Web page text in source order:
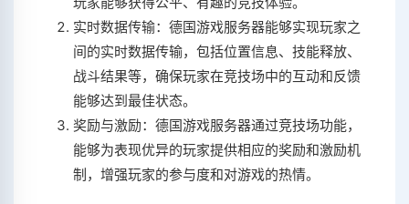
实时数据传输：德国游戏服务器能够实现玩家之
间的实时数据传输，包括位置信息、技能释放、
战斗结果等，确保玩家在竞技场中的互动和反馈
能够达到最佳状态。
奖励与激励：德国游戏服务器通过竞技场功能，
能够为表现优异的玩家提供相应的奖励和激励机
制，增强玩家的参与度和对游戏的热情。